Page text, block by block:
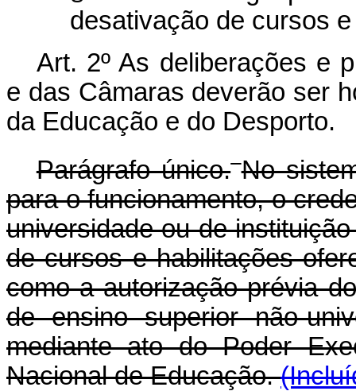
desativação de cursos
Art. 2º As deliberações e
e das Câmaras deverão ser
da Educação e do Desporto.
Parágrafo único. No
para o funcionamento, o
universidade ou de
de cursos e habilitações
como a autorização prévia
de ensino superior não-
mediante ato do Poder
Nacional de Educação.